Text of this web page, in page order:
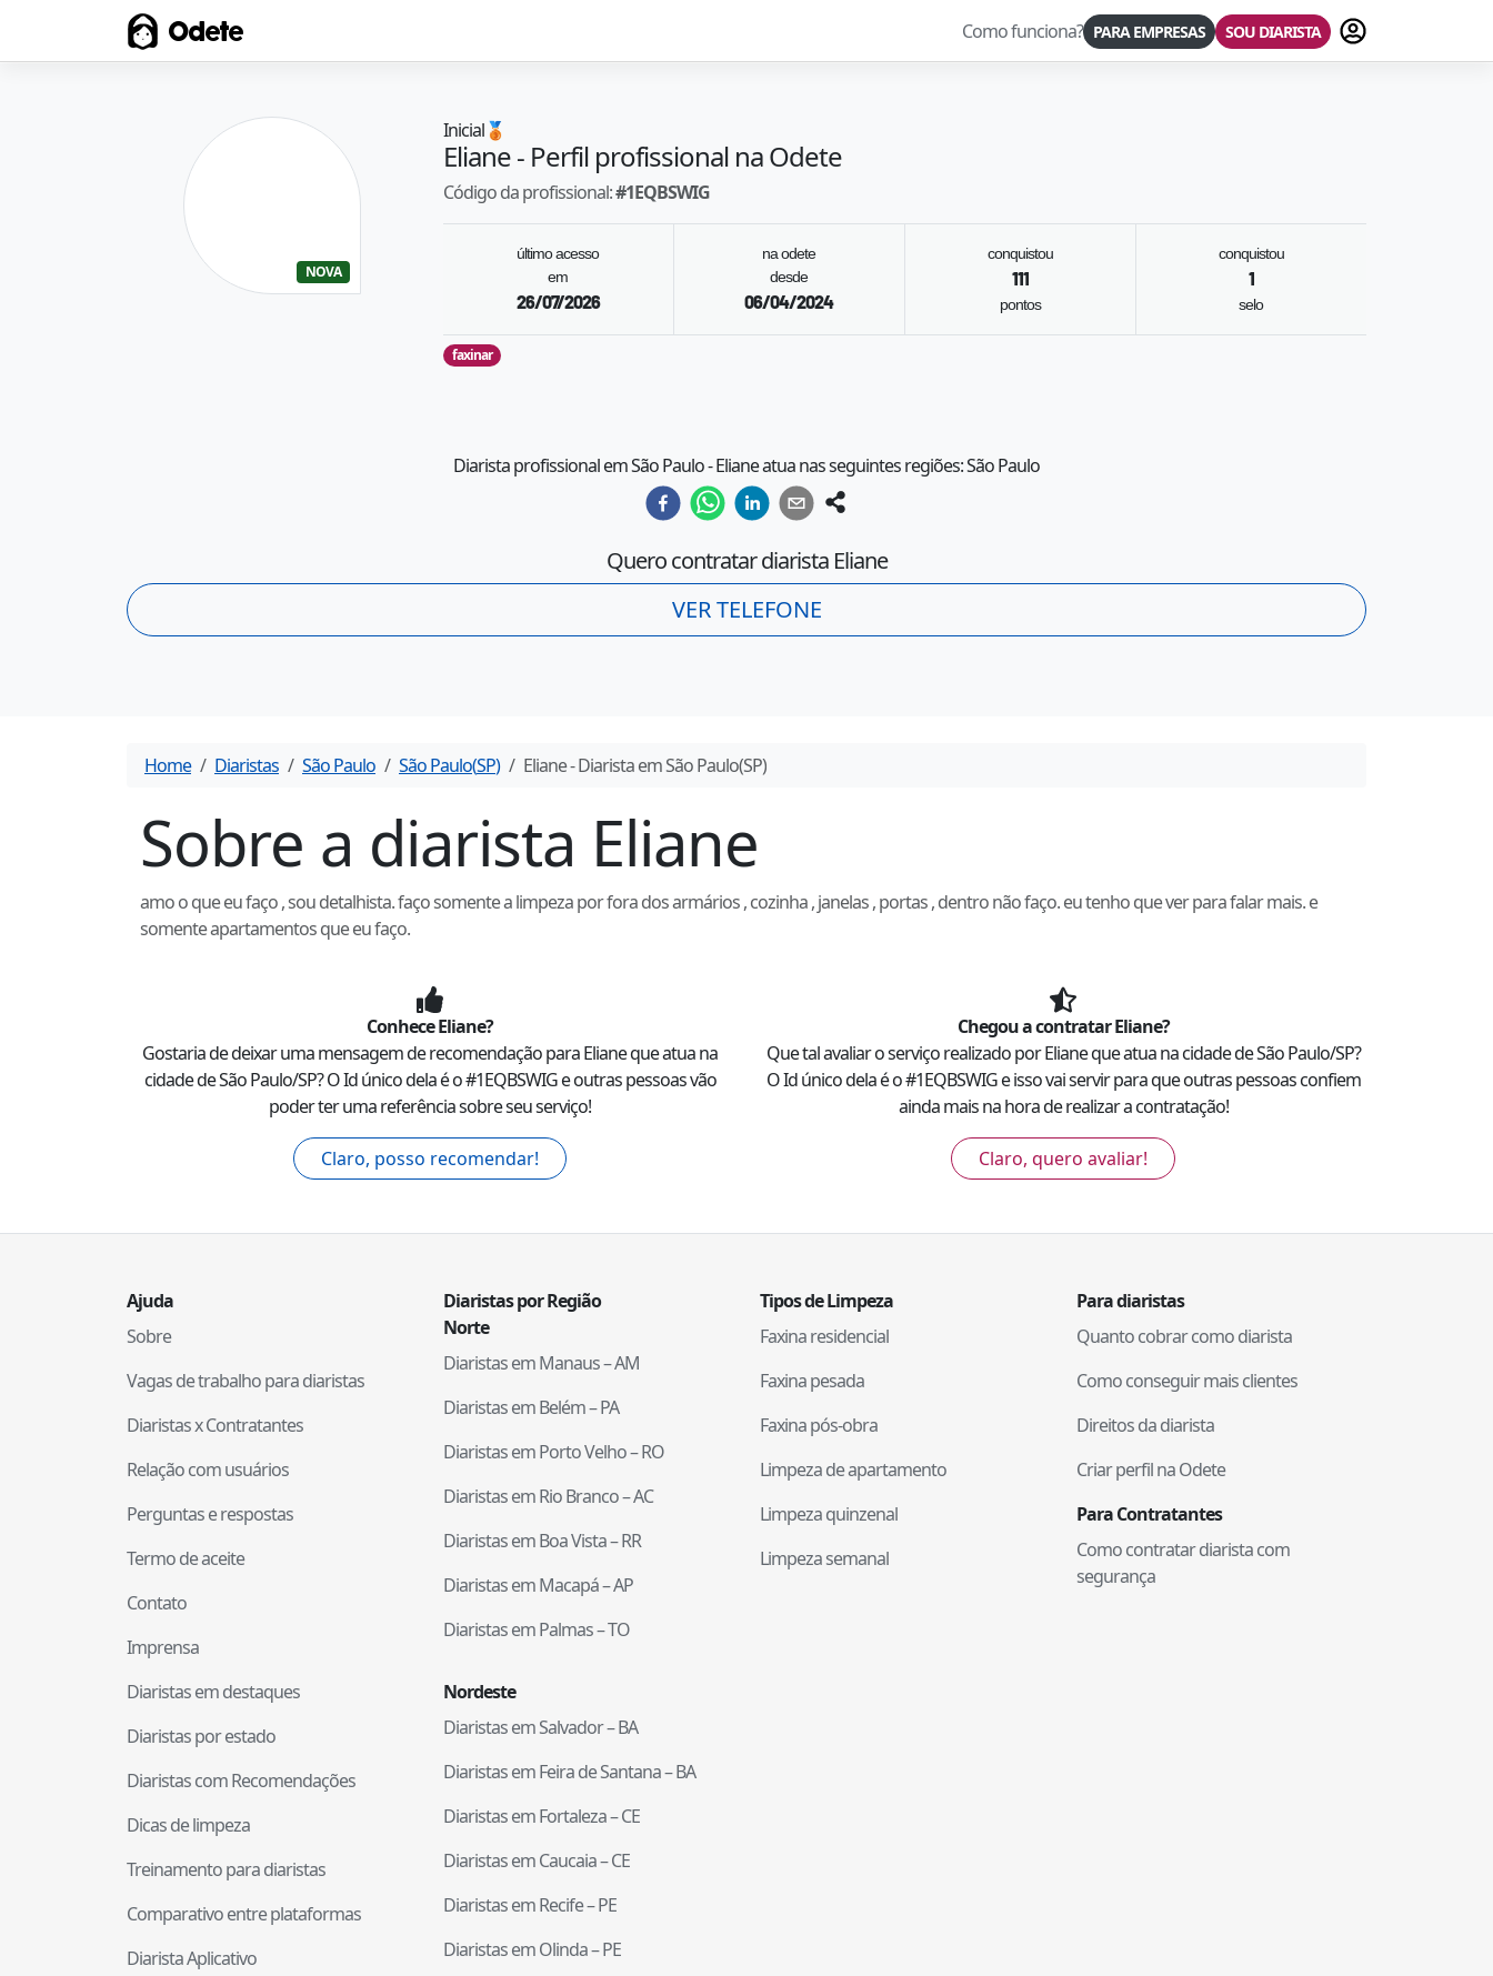
Odete Como funciona? PARA EMPRESAS SOU DIARISTA Fazer login
NOVA
Inicial🥉
Eliane- Perfil profissional na Odete
Código da profissional:#1EQBSWIG
último acesso
em
26/07/2026
na odete
desde
06/04/2024
conquistou
111
pontos
conquistou
1
selo
faxinar
Diarista profissional em São Paulo - Eliane atua nas seguintes regiões: São Paulo
Quero contratar diarista Eliane
VER TELEFONE
Home Diaristas São Paulo São Paulo(SP) Eliane- Diarista emSão Paulo(SP)
Sobre a diarista Eliane
amo o que eu faço , sou detalhista. faço somente a limpeza por fora dos armários , cozinha , janelas , portas , dentro não faço. eu tenho que ver para falar mais. e
somente apartamentos que eu faço.
ConheceEliane?
Gostaria de deixar uma mensagem de recomendação paraElianeque atua na
cidade deSão Paulo/SP? O Id único dela é o #1EQBSWIGe outras pessoas vão
poder ter uma referência sobre seu serviço!
Claro, posso recomendar!
Chegou a contratarEliane?
Que tal avaliar o serviço realizado porElianeque atua na cidade deSão Paulo/SP?
O Id único dela é o #1EQBSWIGe isso vai servir para que outras pessoas confiem
ainda mais na hora de realizar a contratação!
Claro, quero avaliar!
Ajuda
Sobre
Vagas de trabalho para diaristas
Diaristas x Contratantes
Relação com usuários
Perguntas e respostas
Termo de aceite
Contato
Imprensa
Diaristas em destaques
Diaristas por estado
Diaristas com Recomendações
Dicas de limpeza
Treinamento para diaristas
Comparativo entre plataformas
Diarista Aplicativo
Diaristas por Região
Norte
Diaristas emManaus–AM
Diaristas emBelém–PA
Diaristas emPorto Velho–RO
Diaristas emRio Branco–AC
Diaristas emBoa Vista–RR
Diaristas emMacapá–AP
Diaristas emPalmas–TO
Nordeste
Diaristas emSalvador–BA
Diaristas emFeira de Santana–BA
Diaristas emFortaleza–CE
Diaristas emCaucaia–CE
Diaristas emRecife–PE
Diaristas emOlinda–PE
Tipos de Limpeza
Faxina residencial
Faxina pesada
Faxina pós-obra
Limpeza de apartamento
Limpeza quinzenal
Limpeza semanal
Para diaristas
Quanto cobrar como diarista
Como conseguir mais clientes
Direitos da diarista
Criar perfil na Odete
Para Contratantes
Como contratar diarista com
segurança